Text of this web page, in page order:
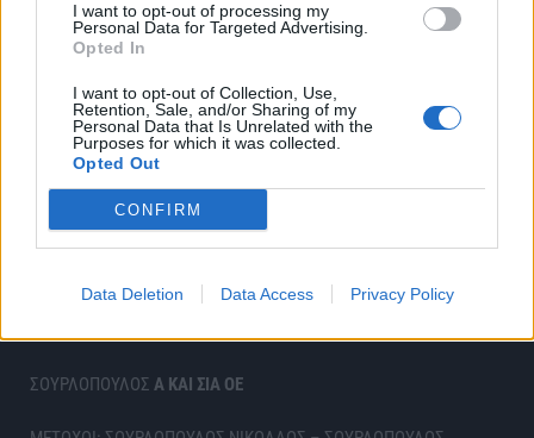
I want to opt-out of processing my
Personal Data for Targeted Advertising.
Opted In
I want to opt-out of Collection, Use,
Retention, Sale, and/or Sharing of my
Personal Data that Is Unrelated with the
Purposes for which it was collected.
Opted Out
CONFIRM
Data Deletion Data Access Privacy Policy
ΣΟΥΡΛΟΠΟΥΛΟΣ Α ΚΑΙ ΣΙΑ ΟΕ